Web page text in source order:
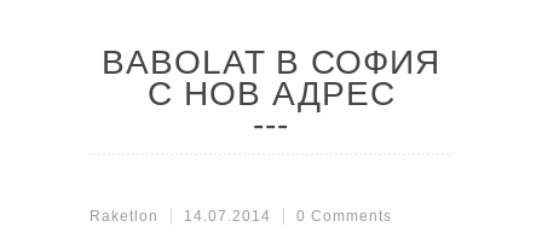
BABOLAT В СОФИЯ
С НОВ АДРЕС
Raketlon 14.07.2014 0 Comments